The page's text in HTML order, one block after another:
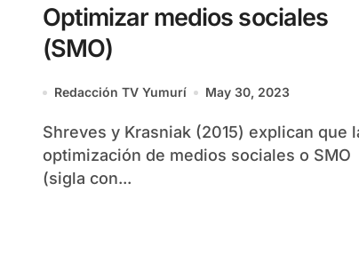
Optimizar medios sociales
(SMO)
Redacción TV Yumurí May 30, 2023
Shreves y Krasniak (2015) explican que la
optimización de medios sociales o SMO
(sigla con...